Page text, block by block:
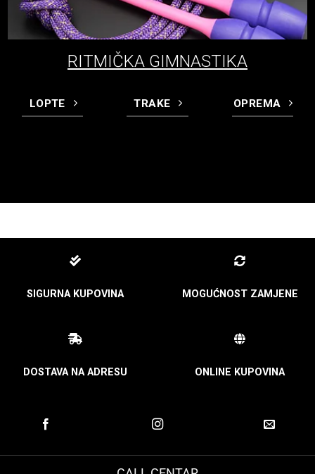
RITMIČKA GIMNASTIKA
LOPTE TRAKE OPREMA
SIGURNA KUPOVINA MOGUĆNOST ZAMJENE
DOSTAVA NA ADRESU ONLINE KUPOVINA